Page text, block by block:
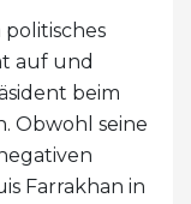
politisches
auf und
beim
Obwohl seine
Farrakhan in